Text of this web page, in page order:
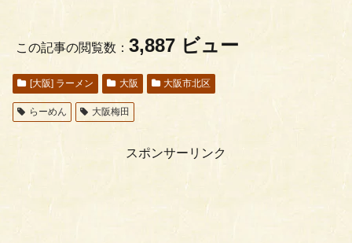
この記事の閲覧数： 3,887 ビュー
[大阪] ラーメン 大阪 大阪市北区
らーめん 大阪梅田
スポンサーリンク